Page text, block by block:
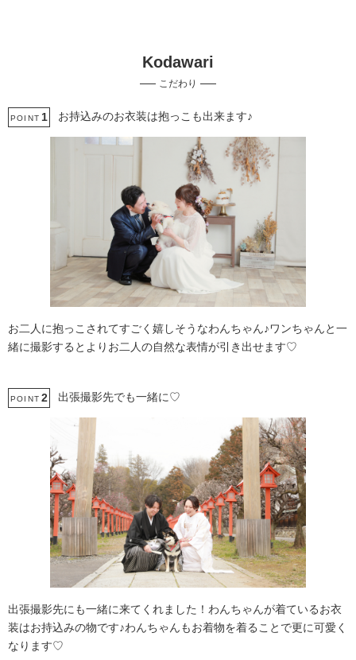
マタニティフォト
データ即日受け取り
Kodawari
こだわり
POINT 1 お持込みのお衣装は抱っこも出来ます♪
お二人に抱っこされてすごく嬉しそうなわんちゃん♪ワンちゃんと一
緒に撮影するとよりお二人の自然な表情が引き出せます♡
POINT 2 出張撮影先でも一緒に♡
出張撮影先にも一緒に来てくれました！わんちゃんが着ているお衣
装はお持込みの物です♪わんちゃんもお着物を着ることで更に可愛く
なります♡